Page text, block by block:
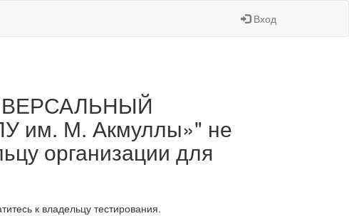
Вход
М. Акмуллы»" не
организации для
к владельцу тестирования.